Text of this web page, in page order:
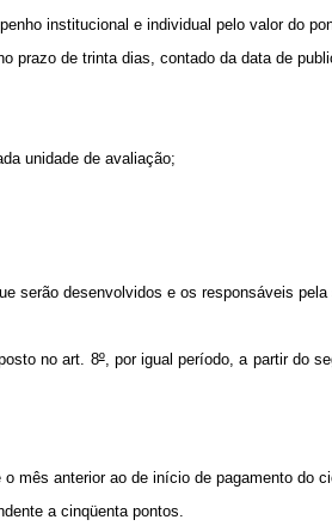
institucional e individual pelo valor do
prazo de trinta dias, contado da data de
unidade de avaliação;
serão desenvolvidos e os responsáveis pela
no art. 8º, por igual período, a partir do
mês anterior ao de início de pagamento do
a cinqüenta pontos.